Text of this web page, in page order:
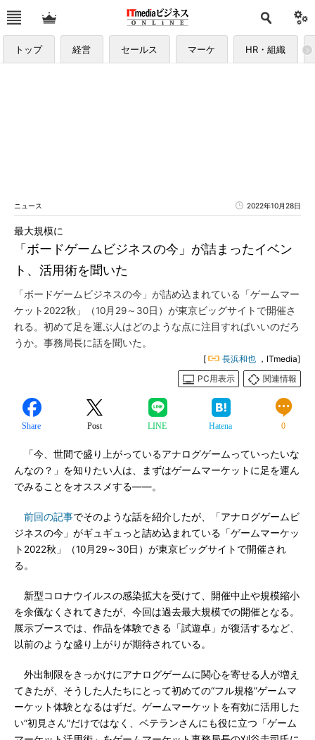
トップ 経営 セールス マーケ HR・組織
ニュース 2022年10月28日
「ボードゲームビジネスの今」が詰まったイベン
ト、活用術を聞いた
最大規模に
「ボードゲームビジネスの今」が詰め込まれている「ゲームマー
ケット2022秋」（10月29～30日）が東京ビッグサイトで開催さ
れる。初めて足を運ぶ人はどのような点に注目すればいいのだろ
うか。事務局長に話を聞いた。
[ 長浜和也 ，ITmedia]
PC用表示
関連情報
Share Post LINE Hatena 0
「今、世間で盛り上がっているアナログゲームっていったいな
んなの？」を知りたい人は、まずはゲームマーケットに足を運ん
でみることをオススメする――。
前回の記事でそのような話を紹介したが、「アナログゲームビ
ジネスの今」がギュギュっと詰め込まれている「ゲームマーケッ
ト2022秋」（10月29～30日）が東京ビッグサイトで開催され
る。
新型コロナウイルスの感染拡大を受けて、開催中止や規模縮小
を余儀なくされてきたが、今回は過去最大規模での開催となる。
展示ブースでは、作品を体験できる「試遊卓」が復活するなど、
以前のような盛り上がりが期待されている。
外出制限をきっかけにアナログゲームに関心を寄せる人が増え
てきたが、そうした人たちにとって初めての“フル規格”ゲームマ
ーケット体験となるはずだ。ゲームマーケットを有効に活用した
い“初見さん”だけではなく、ベテランさんにも役に立つ「ゲーム